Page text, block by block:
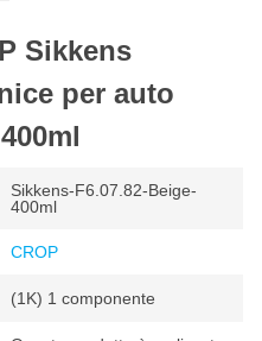
parti della vostra auto o per
spray
per auto Sikkens F6.07.82 in
passo passo
Beige di Sikkens per un
Sikkens
per auto
Sikkens-F6.07.82-Beige-
400ml
CROP
(1K) 1 componente